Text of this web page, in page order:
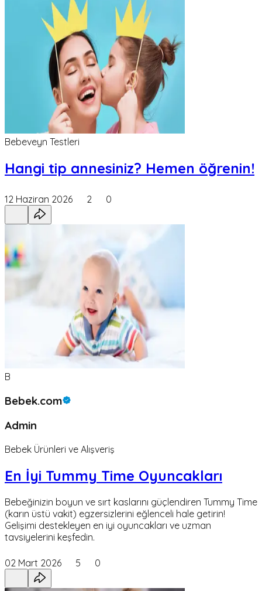
Bebeveyn Testleri
Hangi tip annesiniz? Hemen öğrenin!
12 Haziran 2026 2 0
B
Bebek.com
Admin
Bebek Ürünleri ve Alışveriş
En İyi Tummy Time Oyuncakları
Bebeğinizin boyun ve sırt kaslarını güçlendiren Tummy Time
(karın üstü vakit) egzersizlerini eğlenceli hale getirin!
Gelişimi destekleyen en iyi oyuncakları ve uzman
tavsiyelerini keşfedin.
02 Mart 2026 5 0